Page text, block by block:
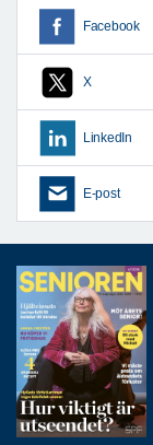
Facebook
X
LinkedIn
E-post